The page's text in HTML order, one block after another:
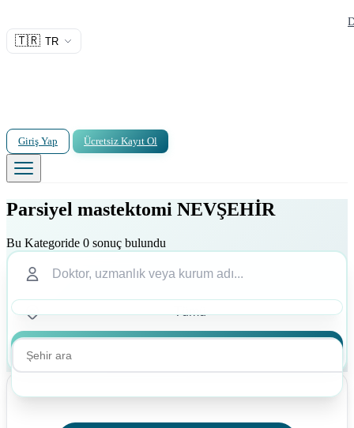
🇹🇷 TR
Giriş Yap Ücretsiz Kayıt Ol
Parsiyel mastektomi NEVŞEHİR
Bu Kategoride 0 sonuç bulundu